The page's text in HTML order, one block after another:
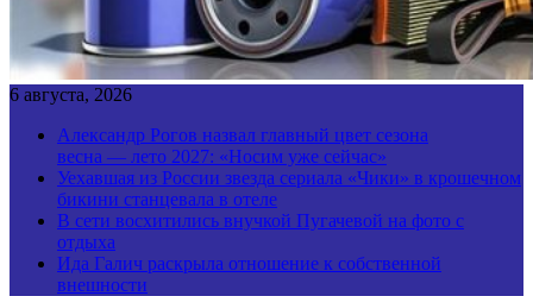
6 августа, 2026
Александр Рогов назвал главный цвет сезона
весна — лето 2027: «Носим уже сейчас»
Уехавшая из России звезда сериала «Чики» в крошечном
бикини станцевала в отеле
В сети восхитились внучкой Пугачевой на фото с
отдыха
Ида Галич раскрыла отношение к собственной
внешности